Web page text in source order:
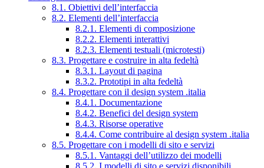
8.1. Obiettivi dell’interfaccia
8.2. Elementi dell’interfaccia
8.2.1. Elementi di composizione
8.2.2. Elementi interattivi
8.2.3. Elementi testuali (microtesti)
8.3. Progettare e costruire in alta fedeltà
8.3.1. Layout di pagina
8.3.2. Prototipi in alta fedeltà
8.4. Progettare con il design system .italia
8.4.1. Documentazione
8.4.2. Benefici del design system
8.4.3. Risorse operative
8.4.4. Come contribuire al design system .italia
8.5. Progettare con i modelli di sito e servizi
8.5.1. Vantaggi dell’utilizzo dei modelli
8.5.2. I modelli di sito e servizi disponibili